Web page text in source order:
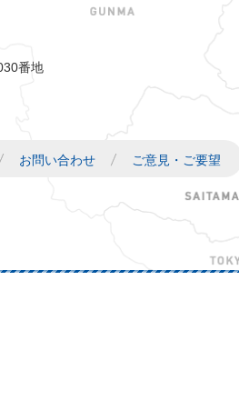
番地
お問い合わせ ご意見・ご要望